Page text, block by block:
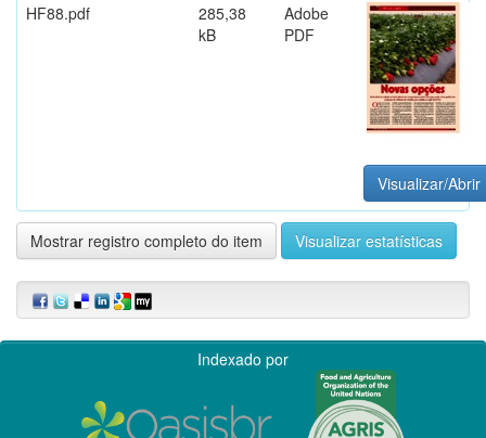
HF88.pdf
285,38
kB
Adobe
PDF
Visualizar/Abrir
Mostrar registro completo do item Visualizar estatísticas
Indexado por